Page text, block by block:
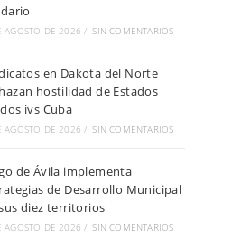
AGOSTO DE 2026 / SIN COMENTARIOS
en Dakota del Norte
hostilidad de Estados
ivs Cuba
AGOSTO DE 2026 / SIN COMENTARIOS
de Ávila implementa
de Desarrollo Municipal
diez territorios
AGOSTO DE 2026 / SIN COMENTARIOS